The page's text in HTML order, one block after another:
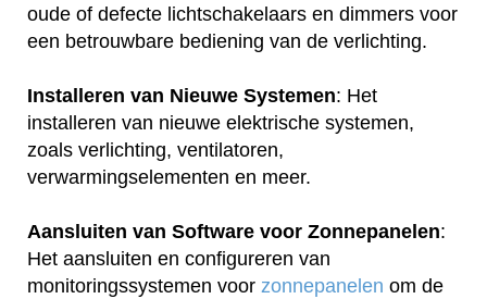
oude of defecte lichtschakelaars en dimmers voor
een betrouwbare bediening van de verlichting.
Installeren van Nieuwe Systemen: Het
installeren van nieuwe elektrische systemen,
zoals verlichting, ventilatoren,
verwarmingselementen en meer.
Aansluiten van Software voor Zonnepanelen:
Het aansluiten en configureren van
monitoringssystemen voor zonnepanelen om de